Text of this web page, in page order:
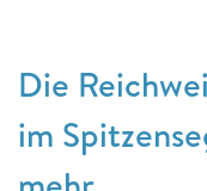
Die
im